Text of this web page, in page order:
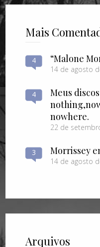
Mais
4 “Malone
14 de agosto
4
Meus
nowhere.
22 de
3 Morrissey
14 de agosto
Arquivos